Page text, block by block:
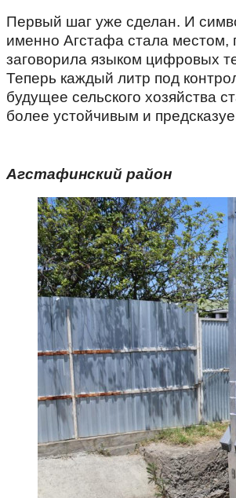
Первый шаг уже сделан. И
именно Агстафа стала местом,
заговорила языком цифровых
Теперь каждый литр под
будущее сельского хозяйства
более устойчивым и
Агстафинский район